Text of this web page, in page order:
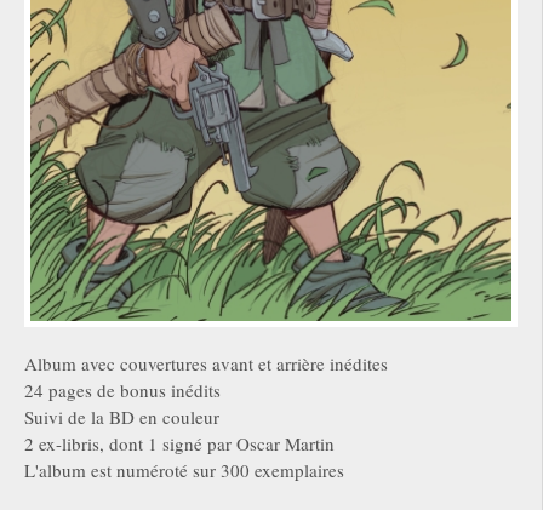
Album avec couvertures avant et arrière inédites
24 pages de bonus inédits
Suivi de la BD en couleur
2 ex-libris, dont 1 signé par Oscar Martin
L'album est numéroté sur 300 exemplaires